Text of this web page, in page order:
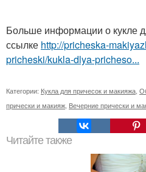
Больше информации о кукле
ссылке http://pricheska-
pricheski/kukla-dlya-pricheso...
Категории: Кукла для причесок и макияжа
прически и макияж Вечерние прически и
Читайте также